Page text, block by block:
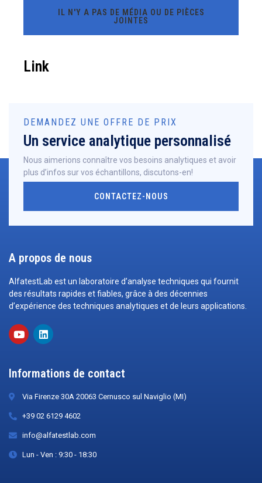
IL N'Y A PAS DE MÉDIA OU DE PIÈCES
JOINTES
Link
DEMANDEZ UNE OFFRE DE PRIX
Un service analytique personnalisé
Nous aimerions connaître vos besoins analytiques et avoir
plus d’infos sur vos échantillons, discutons-en!
CONTACTEZ-NOUS
A propos de nous
AlfatestLab est un laboratoire d’analyse techniques qui fournit
des résultats rapides et fiables, grâce à des décennies
d’expérience des techniques analytiques et de leurs applications.
Informations de contact
Via Firenze 30A 20063 Cernusco sul Naviglio (MI)
+39 02 6129 4602
info@alfatestlab.com
Lun - Ven : 9:30 - 18:30